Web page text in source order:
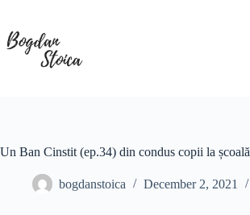
content
Un Ban Cinstit (ep.34) din condus copii la școală
bogdanstoica December 2, 2021